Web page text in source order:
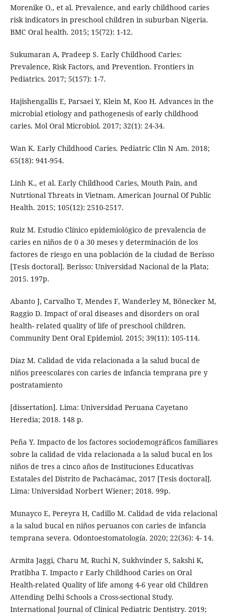
Morenike O., et al. Prevalence, and early childhood caries
risk indicators in preschool children in suburban Nigeria.
BMC Oral health. 2015; 15(72): 1-12.
Sukumaran A, Pradeep S. Early Childhood Caries:
Prevalence, Risk Factors, and Prevention. Frontiers in
Pediatrics. 2017; 5(157): 1-7.
Hajishengallis E, Parsaei Y, Klein M, Koo H. Advances in the
microbial etiology and pathogenesis of early childhood
caries. Mol Oral Microbiol. 2017; 32(1): 24-34.
Wan K. Early Childhood Caries. Pediatric Clin N Am. 2018;
65(18): 941-954.
Linh K., et al. Early Childhood Caries, Mouth Pain, and
Nutrtional Threats in Vietnam. American Journal Of Public
Health. 2015; 105(12): 2510-2517.
Ruiz M. Estudio Clínico epidemiológico de prevalencia de
caries en niños de 0 a 30 meses y determinación de los
factores de riesgo en una población de la ciudad de Berisso
[Tesis doctoral]. Berisso: Universidad Nacional de la Plata;
2015. 197p.
Abanto J, Carvalho T, Mendes F, Wanderley M, Bönecker M,
Raggio D. Impact of oral diseases and disorders on oral
health- related quality of life of preschool children.
Community Dent Oral Epidemiol. 2015; 39(11): 105-114.
Díaz M. Calidad de vida relacionada a la salud bucal de
niños preescolares con caries de infancia temprana pre y
postratamiento
[dissertation]. Lima: Universidad Peruana Cayetano
Heredia; 2018. 148 p.
Peña Y. Impacto de los factores sociodemográficos familiares
sobre la calidad de vida relacionada a la salud bucal en los
niños de tres a cinco años de Instituciones Educativas
Estatales del Distrito de Pachacámac, 2017 [Tesis doctoral].
Lima: Universidad Norbert Wiener; 2018. 99p.
Munayco E, Pereyra H, Cadillo M. Calidad de vida relacional
a la salud bucal en niños peruanos con caries de infancia
temprana severa. Odontoestomatología. 2020; 22(36): 4- 14.
Armita Jaggi, Charu M, Ruchi N, Sukhvinder S, Sakshi K,
Pratibha T. Impacto r Early Childhood Caries on Oral
Health-related Quality of life among 4-6 year old Children
Attending Delhi Schools a Cross-sectional Study.
International Journal of Clinical Pediatric Dentistry. 2019;